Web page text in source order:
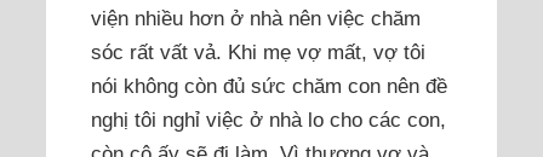
viện nhiều hơn ở nhà nên việc chăm
sóc rất vất vả. Khi mẹ vợ mất, vợ tôi
nói không còn đủ sức chăm con nên đề
nghị tôi nghỉ việc ở nhà lo cho các con,